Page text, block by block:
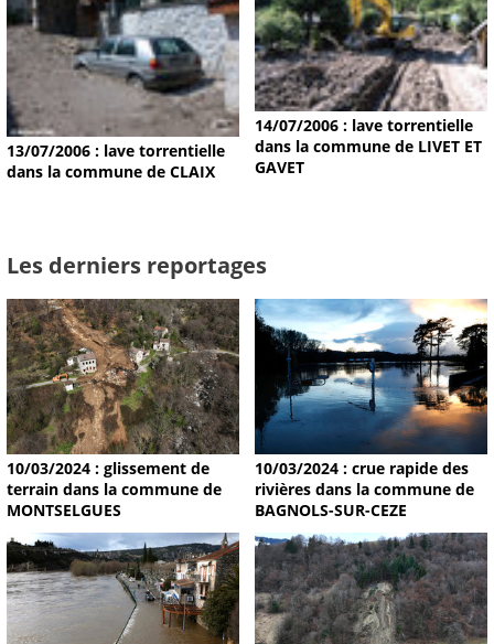
13/07/2006 : lave torrentielle
dans la commune de CLAIX
14/07/2006 : lave torrentielle
dans la commune de LIVET ET
GAVET
Les derniers reportages
10/03/2024 : glissement de
terrain dans la commune de
MONTSELGUES
10/03/2024 : crue rapide des
rivières dans la commune de
BAGNOLS-SUR-CEZE